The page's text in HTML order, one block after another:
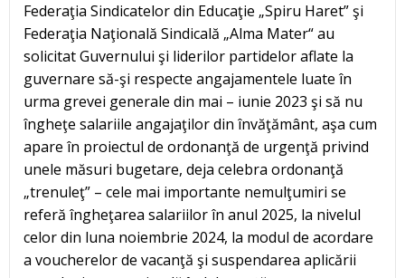
Federaţia Sindicatelor din Educaţie „Spiru Haret” şi
Federaţia Naţională Sindicală „Alma Mater“ au
solicitat Guvernului şi liderilor partidelor aflate la
guvernare să-şi respecte angajamentele luate în
urma grevei generale din mai – iunie 2023 şi să nu
îngheţe salariile angajaţilor din învăţământ, aşa cum
apare în proiectul de ordonanţă de urgenţă privind
unele măsuri bugetare, deja celebra ordonanţă
„trenuleţ” – cele mai importante nemulţumiri se
referă îngheţarea salariilor în anul 2025, la nivelul
celor din luna noiembrie 2024, la modul de acordare
a voucherelor de vacanţă şi suspendarea aplicării